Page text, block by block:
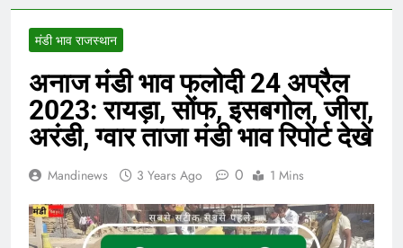
मंडी भाव राजस्थान
अनाज मंडी भाव फलोदी 24 अप्रैल
2023: रायड़ा, सोंफ, इसबगोल, जीरा,
अरंडी, ग्वार ताजा मंडी भाव रिपोर्ट देखे
Mandinews 3 Years Ago 0 1 Mins